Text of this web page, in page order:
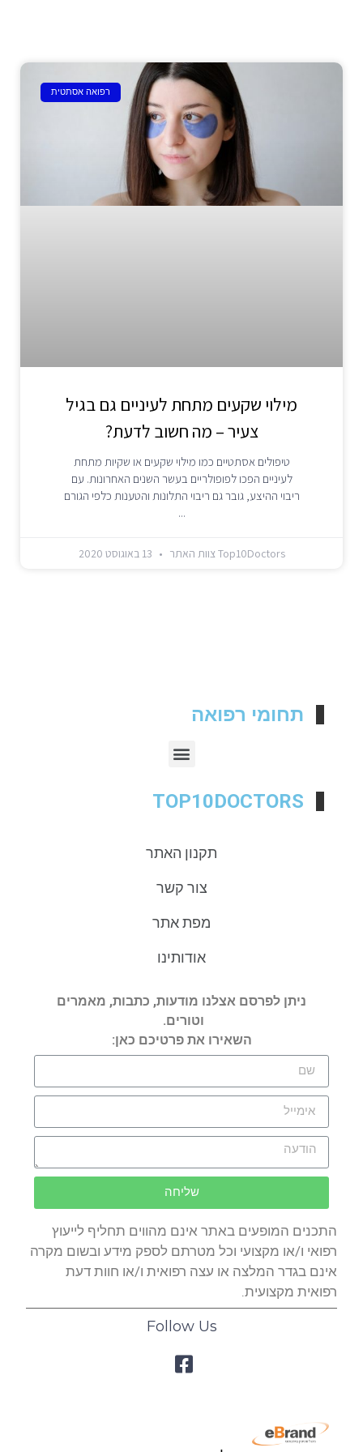
רפואה אסתטית
מילוי שקעים מתחת לעיניים גם בגיל
צעיר – מה חשוב לדעת?
טיפולים אסתטיים כמו מילוי שקעים או שקיות מתחת
לעיניים הפכו לפופולריים בעשר השנים האחרונות. עם
ריבוי ההיצע, גובר גם ריבוי התלונות והטענות כלפי הגורם
Top10Doctors צוות האתר
תחומי רפואה
TOP10DOCTORS
תקנון האתר
צור קשר
מפת אתר
אודותינו
ניתן לפרסם אצלנו מודעות, כתבות, מאמרים
וטורים.
השאירו את פרטיכם כאן:
שליחה
התכנים המופעים באתר אינם מהווים תחליף לייעוץ
רפואי ו/או מקצועי וכל מטרתם לספק מידע ובשום מקרה
אינם בגדר המלצה או עצה רפואית ו/או חוות דעת
רפואית מקצועית.
Follow Us